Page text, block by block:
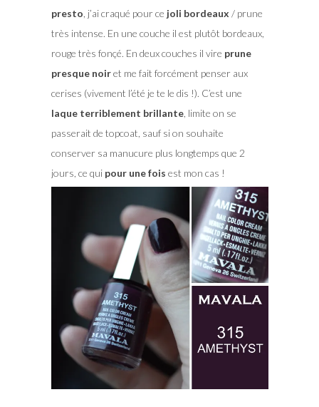
presto , j’ai craqué pour ce joli bordeaux / prune
très intense. En une couche il est plutôt bordeaux,
rouge très fonçé. En deux couches il vire prune
presque noiret me fait forcément penser aux
cerises (vivement l’été je te le dis !). C’est une
laque terriblement brillante, limite on se
passerait de topcoat, sauf si on souhaite
conserver sa manucure plus longtemps que 2
jours, ce qui pour une fois est mon cas !